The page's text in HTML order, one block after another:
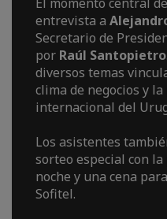
entrevista a
Secretario de
por Raúl Santopietro
diversos temas
clima de negocios y
internacional del
Los asistentes
sorteo especial con
noche y una cena
Sofitel.